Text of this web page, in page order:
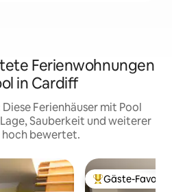
Ferienwohnungen
in Cardiff
Ferienhäuser mit Pool
Sauberkeit und weiterer
bewertet.
Beliebter Gäste-
Gäste-Favorit